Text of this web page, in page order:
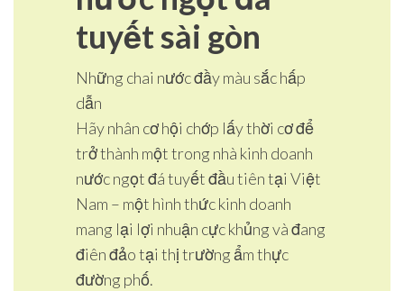
tuyết sài gòn
Những chai nước đầy màu sắc hấp
dẫn
Hãy nhân cơ hội chớp lấy thời cơ để
trở thành một trong nhà kinh doanh
nước ngọt đá tuyết đầu tiên tại Việt
Nam – một hình thức kinh doanh
mang lại lợi nhuận cực khủng và đang
điên đảo tại thị trường ẩm thực
đường phố.